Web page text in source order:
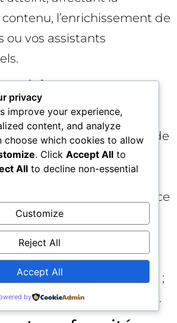
l’enrichissement de
ou vos assistants
classement
critiques (résumés de
chat)
une indisponibilité ou
dégrade l’expérience
cela peut
négatifs (rebonds,
avec un impact SEO.
permet d’aller loin côté UX ;
qui la rendent fluide.
privacy
improve your experience,
content, and analyze
choose which cookies to allow
. Click Accept All to
All to decline non-essential
Customize
Reject All
Accept All
by